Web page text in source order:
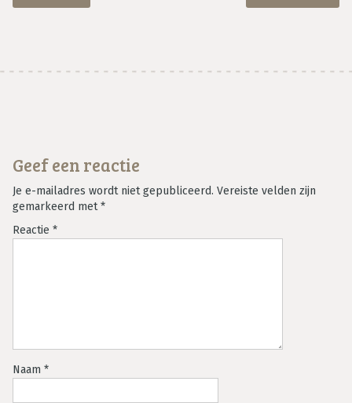
Geef een reactie
Je e-mailadres wordt niet gepubliceerd. Vereiste velden zijn
gemarkeerd met*
Reactie *
Naam *